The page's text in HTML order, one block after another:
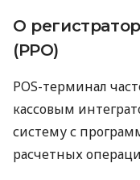
О
(РРО)
POS-терминал
кассовым
систему с
расчетных